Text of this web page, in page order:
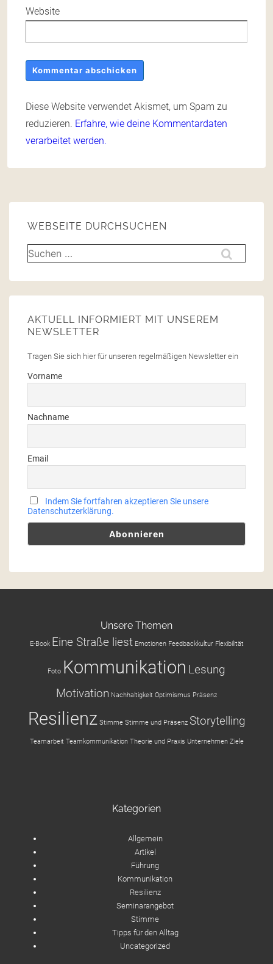
Website
Diese Website verwendet Akismet, um Spam zu
reduzieren. Erfahre, wie deine Kommentardaten
verarbeitet werden.
WEBSEITE DURCHSUCHEN
AKTUELL INFORMIERT MIT UNSEREM
NEWSLETTER
Tragen Sie sich hier für unseren regelmäßigen Newsletter ein
Vorname
Nachname
Email
Indem Sie fortfahren akzeptieren Sie unsere
Datenschutzerklärung.
Unsere Themen
E-Book Eine Straße liest Emotionen Feedbackkultur Flexibilität
Foto Kommunikation Lesung
Motivation Nachhaltigkeit Optimismus Präsenz
Resilienz Stimme Stimme und Präsenz Storytelling
Teamarbeit Teamkommunikation Theorie und Praxis Unternehmen Ziele
Kategorien
Allgemein
Artikel
Führung
Kommunikation
Resilienz
Seminarangebot
Stimme
Tipps für den Alltag
Uncategorized